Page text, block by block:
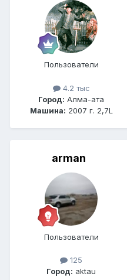
Пользователи
4.2 тыс
Город: Алма-ата
Машина: 2007 г. 2,7L
arman
Пользователи
125
Город: aktau